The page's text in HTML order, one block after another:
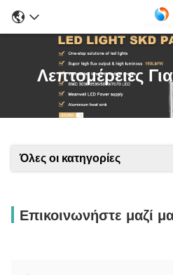
Λεπτομέρειες
Όλες οι κατηγορίες
Επικοινωνήστε μαζί